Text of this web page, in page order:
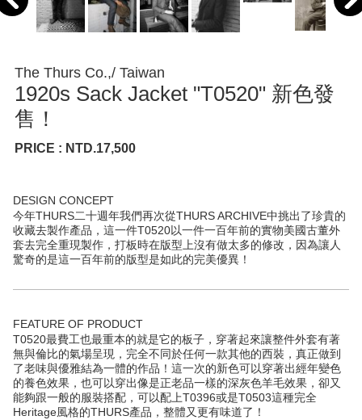
The Thurs Co.,/ Taiwan
1920s Sack Jacket "T0520" 新色發
售！
PRICE : NTD.17,500
DESIGN CONCEPT
今年THURS二十週年我們再次從THURS ARCHIVE中挑出了珍貴的
收藏去製作產品，這一件T0520以一件一百年前的實物美國古董外
套去完全重現製作，打板時在版型上沒有做太多的修改，因為讓人
驚奇的是這一百年前的版型是如此的完美優異！
FEATURE OF PRODUCT
T0520最費工也最重本的就是它的板子，穿著起來讓整件外套有著
無與倫比的氣場呈現，完全不同於任何一款其他的西裝，真正做到
了老味與優雅結為一體的作品！這一次的新色可以穿著出經年變色
的養色效果，也可以穿出像是正老品一樣的深灰色羊毛效果，卻又
能夠跟一般的服裝搭配，可以配上T0396或是T0503這種完全
Heritage風格的THURS產品，整體又更有味道了！